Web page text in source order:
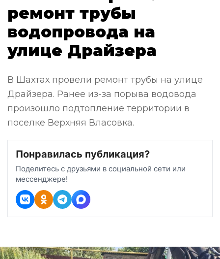
ремонт трубы
водопровода на
улице Драйзера
В Шахтах провели ремонт трубы на улице
Драйзера. Ранее из-за порыва водовода
произошло подтопление территории в
поселке Верхняя Власовка.
Понравилась публикация?
Поделитесь с друзьями в социальной сети или
мессенджере!